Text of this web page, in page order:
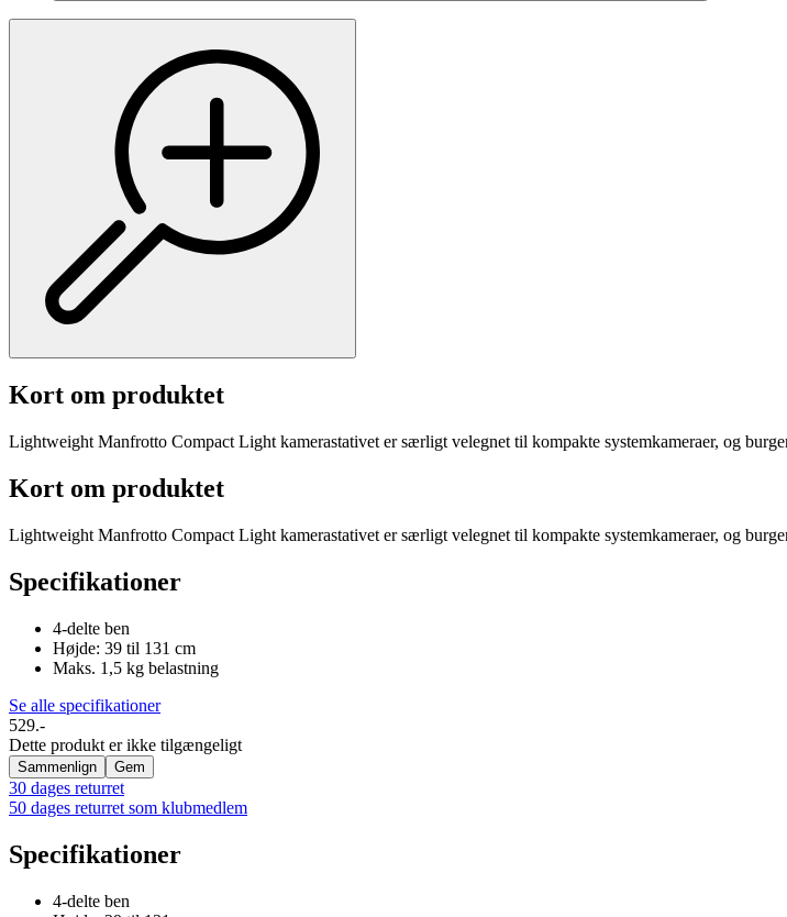
Kort om produktet
Lightweight Manfrotto Compact Light kamerastativet er særligt velegnet til kompakte systemkameraer, og
Kort om produktet
Lightweight Manfrotto Compact Light kamerastativet er særligt velegnet til kompakte systemkameraer, og
Specifikationer
4-delte ben
Højde: 39 til 131 cm
Maks. 1,5 kg belastning
Se alle specifikationer
529.-
Dette produkt er ikke tilgængeligt
Sammenlign Gem
30 dages returret
50 dages returret som klubmedlem
Specifikationer
4-delte ben